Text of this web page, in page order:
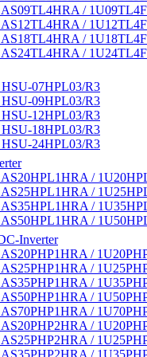
/
/
/
/
07HPL03/R3
09HPL03/R3
12HPL03/R3
18HPL03/R3
24HPL03/R3
/
/
/
/
Inverter
/
/
/
/
/
/
/
/